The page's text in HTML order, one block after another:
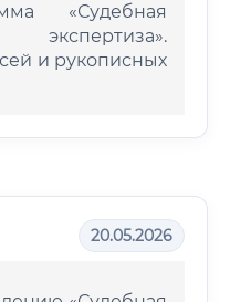
«Судебная
экспертиза».
и рукописных
20.05.2026